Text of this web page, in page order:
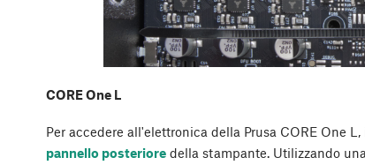
CORE One L
Per accedere all'elettronica della Prusa CORE One
pannello posteriore della stampante. Utilizzando